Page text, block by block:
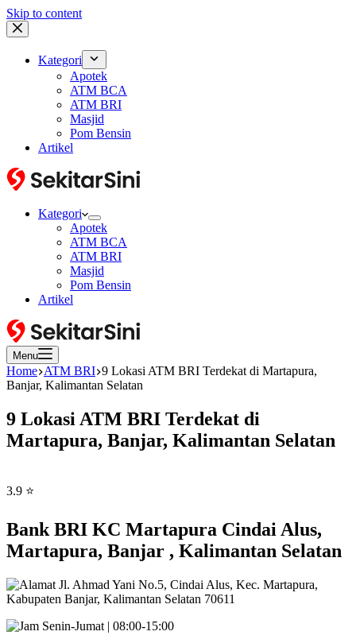
Skip to content
Kategori
Apotek
ATM BCA
ATM BRI
Masjid
Pom Bensin
Artikel
Kategori
Apotek
ATM BCA
ATM BRI
Masjid
Pom Bensin
Artikel
Menu
Home ATM BRI 9 Lokasi ATM BRI Terdekat di Martapura,
Banjar, Kalimantan Selatan
9 Lokasi ATM BRI Terdekat di
Martapura, Banjar, Kalimantan Selatan
3.9 ⭐
Bank BRI KC Martapura Cindai Alus,
Martapura, Banjar , Kalimantan Selatan
Jl. Ahmad Yani No.5, Cindai Alus, Kec. Martapura,
Kabupaten Banjar, Kalimantan Selatan 70611
Senin-Jumat | 08:00-15:00